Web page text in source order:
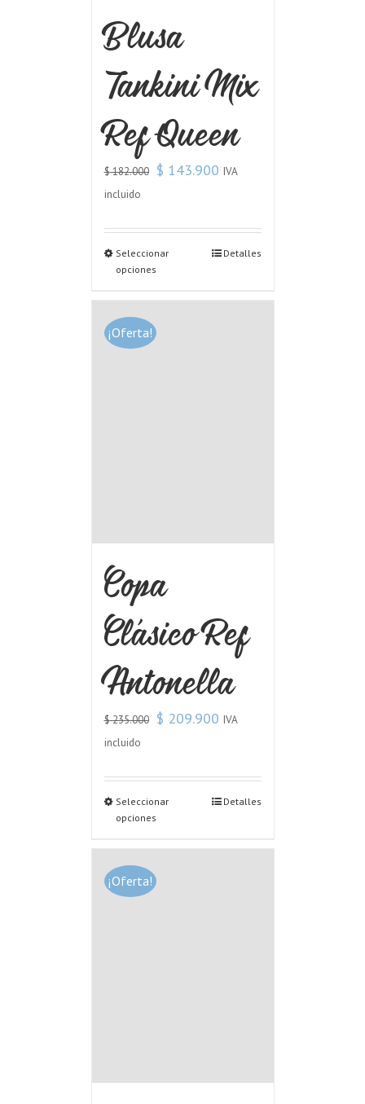
Blusa
Tankini Mix
Ref Queen
$182.000 $ 143.900 IVA
incluido
Seleccionar
opciones
Detalles
¡Oferta!
Copa
Clásico Ref
Antonella
$235.000 $ 209.900 IVA
incluido
Seleccionar
opciones
Detalles
¡Oferta!